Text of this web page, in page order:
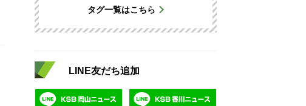
タグ一覧はこちら
LINE友だち追加